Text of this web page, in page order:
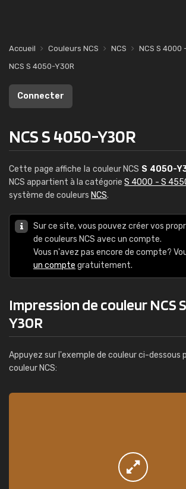
Accueil Couleurs NCS NCS
NCS S 4000
NCS S 4050-Y30R
Connecter
NCS S 4050-Y30R
Cette page affiche la couleur NCS S 4050-
NCS appartient à la catégorieS 4000 - S
système de couleurs NCS.
Sur ce site, vous pouvez créer vos
de couleurs NCS avec un compte.
Vous n'avez pas encore de compte?
un compte gratuitement.
Impression de couleur NCS
Y30R
Appuyez sur l'exemple de couleur ci-dessous
couleur NCS: